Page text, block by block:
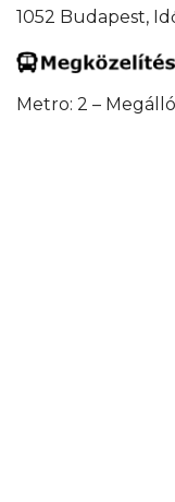
1052 Budapest,
Metro: 2 –